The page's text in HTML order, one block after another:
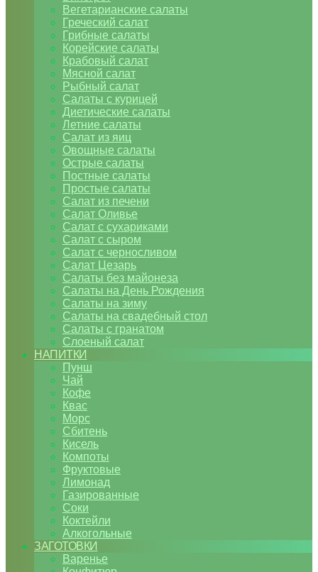
Вегетарианские салаты
Греческий салат
Грибные салаты
Корейские салаты
Крабовый салат
Мясной салат
Рыбный салат
Салаты с курицей
Диетические салаты
Летние салаты
Салат из яиц
Овощные салаты
Острые салаты
Постные салаты
Простые салаты
Салат из печени
Салат Оливье
Салат с сухариками
Салат с сыром
Салат с черносливом
Салат Цезарь
Салаты без майонеза
Салаты на День Рождения
Салаты на зиму
Салаты на свадебный стол
Салаты с гранатом
Слоеный салат
НАПИТКИ
Пунш
Чай
Кофе
Квас
Морс
Сбитень
Кисель
Компоты
Фруктовые
Лимонад
Газированные
Соки
Коктейли
Алкогольные
ЗАГОТОВКИ
Варенье